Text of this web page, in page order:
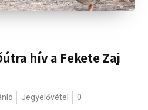
hív a Fekete Zaj
Jegyelővétel
0